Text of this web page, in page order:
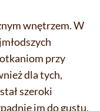
wnętrzem. W
przy
dla tych,
szeroki
im do gustu.